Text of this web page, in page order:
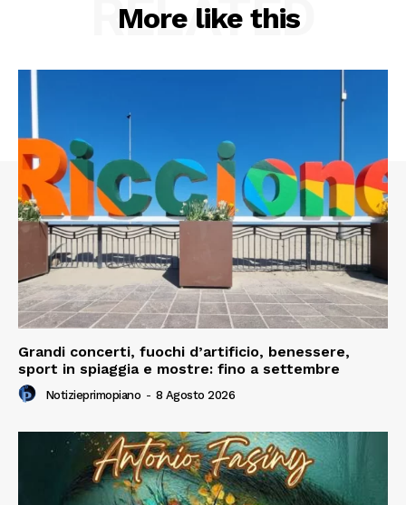
Menu
AREEINTERNE
Canale TV 70/80/90
CONTENUTI
ECONOMIA
Esclusive
SPORT
More like this
RELATED
Grandi concerti, fuochi d’artificio, benessere,
sport in spiaggia e mostre: fino a settembre
Notizieprimopiano - 8 Agosto 2026